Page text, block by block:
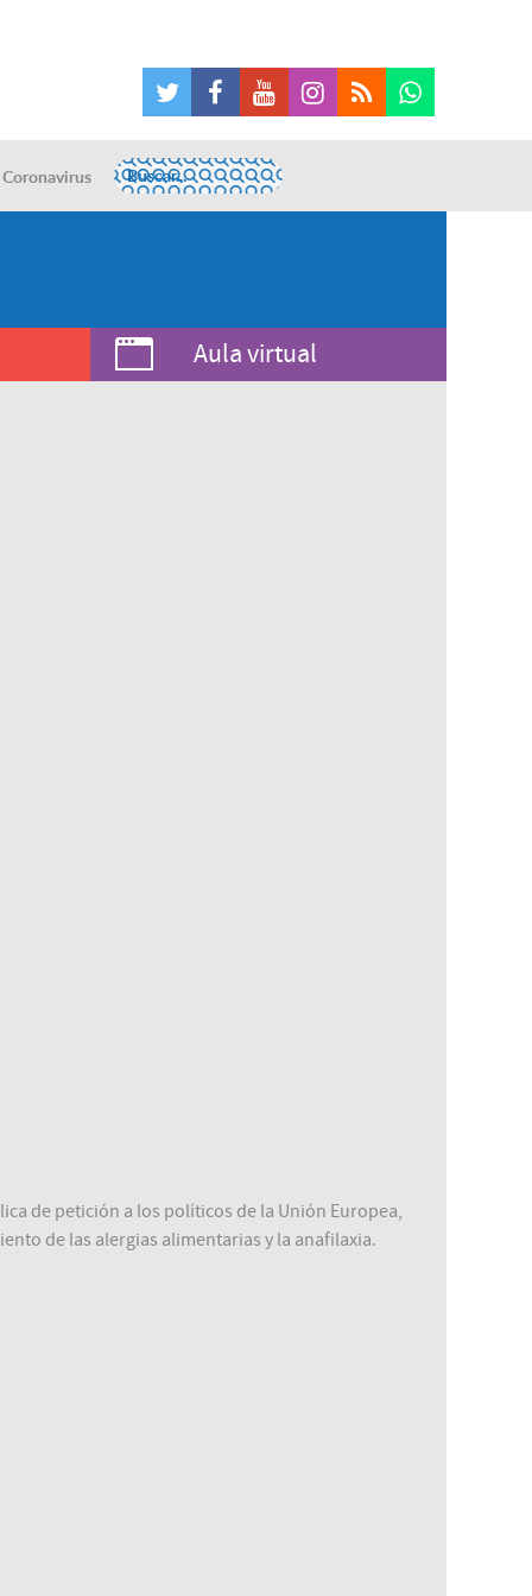
Coronavirus
Aula virtual
de petición a los políticos de la Unión Europea,
de las alergias alimentarias y la anafilaxia.